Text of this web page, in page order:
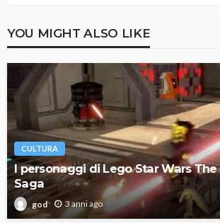
YOU MIGHT ALSO LIKE
CULTURA
I personaggi di Lego Star Wars
Saga
god 3 anni ago